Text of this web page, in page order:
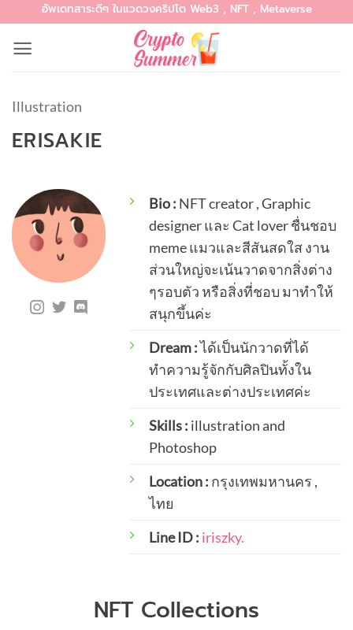
content
อัพเดทสาระดีๆ ในแวดวงคริปโต Web3 , NFT , Metaverse
Illustration
ERISAKIE
Bio : NFT creator , Graphic
designer และ Cat lover ชื่นชอบ
meme แมวและสีสันสดใส งาน
ส่วนใหญ่จะเน้นวาดจากสิ่งต่าง
ๆรอบตัว หรือสิ่งที่ชอบ มาทำให้
สนุกขึ้นค่ะ
Dream :ได้เป็นนักวาดที่ได้
ทำความรู้จักกับศิลปินทั้งใน
ประเทศและต่างประเทศค่ะ
Skills : illustration and
Photoshop
Location : กรุงเทพมหานคร ,
ไทย
Line ID : iriszky.
NFT Collections